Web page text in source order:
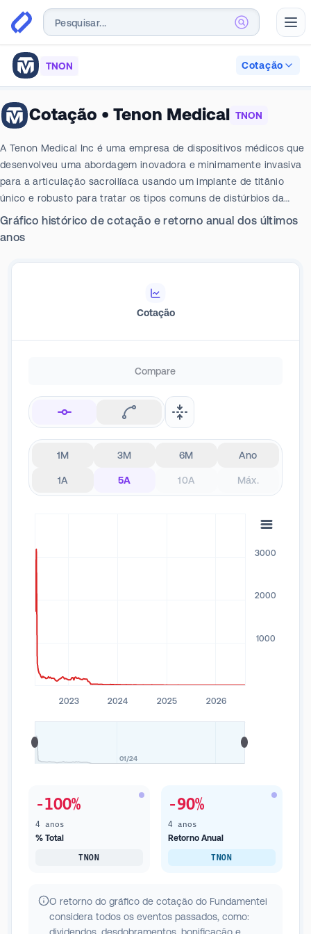
TNON Cotação
Cotação • Tenon Medical TNON
A Tenon Medical Inc é uma empresa de dispositivos médicos que
desenvolveu uma abordagem inovadora e minimamente invasiva
para a articulação sacroilíaca usando um implante de titânio
único e robusto para tratar os tipos comuns de distúrbios da
articulação SI que causam dor lombar. A empresa está focada em
uma estrutura de fusão da coluna. A maior parte de sua receita
Gráfico histórico de cotação e retorno anual dos últimos
anos
Cotação
1M 3M 6M Ano
1A 5A 10A Máx.
Compare
2023 2024 2025 2026
01/24
1000
2000
3000
-100%
4 anos
% Total
TNON
-90%
4 anos
Retorno Anual
TNON
O retorno do gráfico de cotação do Fundamentei
considera todos os eventos passados, como: